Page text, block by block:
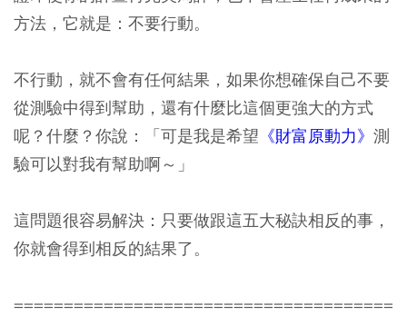
方法，它就是：不要行動。
不行動，就不會有任何結果，如果你想確保自己不要
從測驗中得到幫助，還有什麼比這個更強大的方式
呢？什麼？你說：「可是我是希望 《財富原動力》 測
驗可以對我有幫助啊～」
這問題很容易解決：只要做跟這五大秘訣相反的事，
你就會得到相反的結果了。
======================================